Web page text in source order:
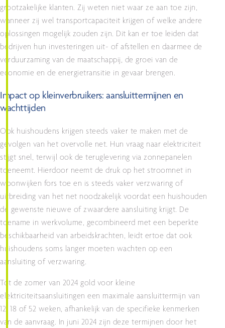
grootzakelijke klanten. Zij weten niet waar ze aan toe zijn,
wanneer zij wel transportcapaciteit krijgen of welke andere
oplossingen mogelijk zouden zijn. Dit kan er toe leiden dat
bedrijven hun investeringen uit- of afstellen en daarmee de
verduurzaming van de maatschappij, de groei van de
economie en de energietransitie in gevaar brengen.
Impact op kleinverbruikers: aansluittermijnen en
wachttijden
Ook huishoudens krijgen steeds vaker te maken met de
gevolgen van het overvolle net. Hun vraag naar elektriciteit
stijgt snel, terwijl ook de teruglevering via zonnepanelen
toeneemt. Hierdoor neemt de druk op het stroomnet in
woonwijken fors toe en is steeds vaker verzwaring of
uitbreiding van het net noodzakelijk voordat een huishouden
de gewenste nieuwe of zwaardere aansluiting krijgt. De
toename in werkvolume, gecombineerd met een beperkte
beschikbaarheid van arbeidskrachten, leidt ertoe dat ook
huishoudens soms langer moeten wachten op een
aansluiting of verzwaring.
Tot de zomer van 2024 gold voor kleine
elektriciteitsaansluitingen een maximale aansluittermijn van
12, 18 of 52 weken, afhankelijk van de specifieke kenmerken
van de aanvraag. In juni 2024 zijn deze termijnen door het